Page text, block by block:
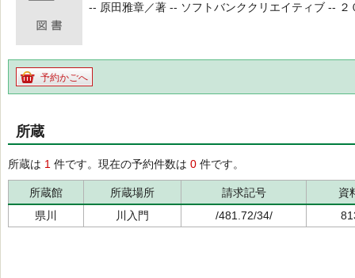
-- 原田雅章／著 -- ソフトバンククリエイティブ -- ２
予約かごへ
所蔵
所蔵は 1 件です。現在の予約件数は 0 件です。
所蔵館 所蔵場所 請求記号
資
県川
川入門 /481.72/34/